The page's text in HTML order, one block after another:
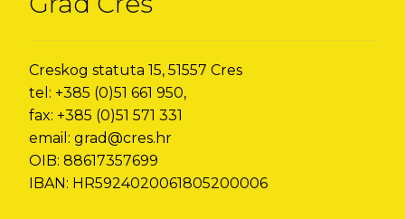
Creskog statuta 15, 51557 Cres
tel: +385 (0)51 661 950,
fax: +385 (0)51 571 331
email: grad@cres.hr
OIB: 88617357699
IBAN: HR5924020061805200006